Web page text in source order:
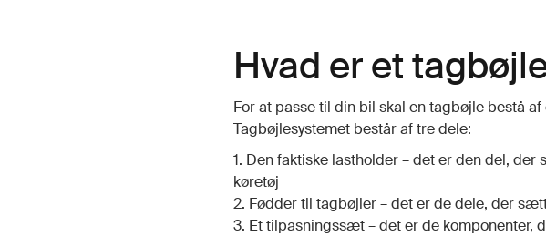
Hvad er et
For at passe til din bil skal en tagbøjle bestå
Tagbøjlesystemet består af tre dele:
1. Den faktiske lastholder – det er den del,
køretøj
2. Fødder til tagbøjler – det er de dele, der
3. Et tilpasningssæt – det er de komponenter,